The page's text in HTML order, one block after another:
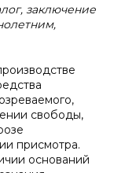
заключение
свободы,
присмотра.
оснований